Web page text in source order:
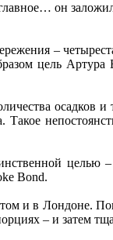
он
–
цель Артура
осадков
целью
Bond.
и в Лондоне.
– и затем